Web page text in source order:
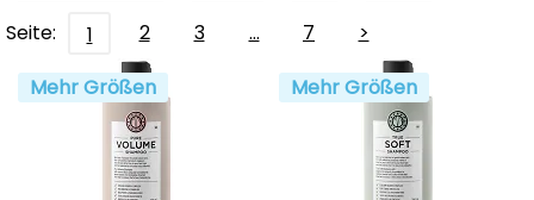
Seite:
1 2 3 … 7
>
Mehr Größen
Mehr Größen